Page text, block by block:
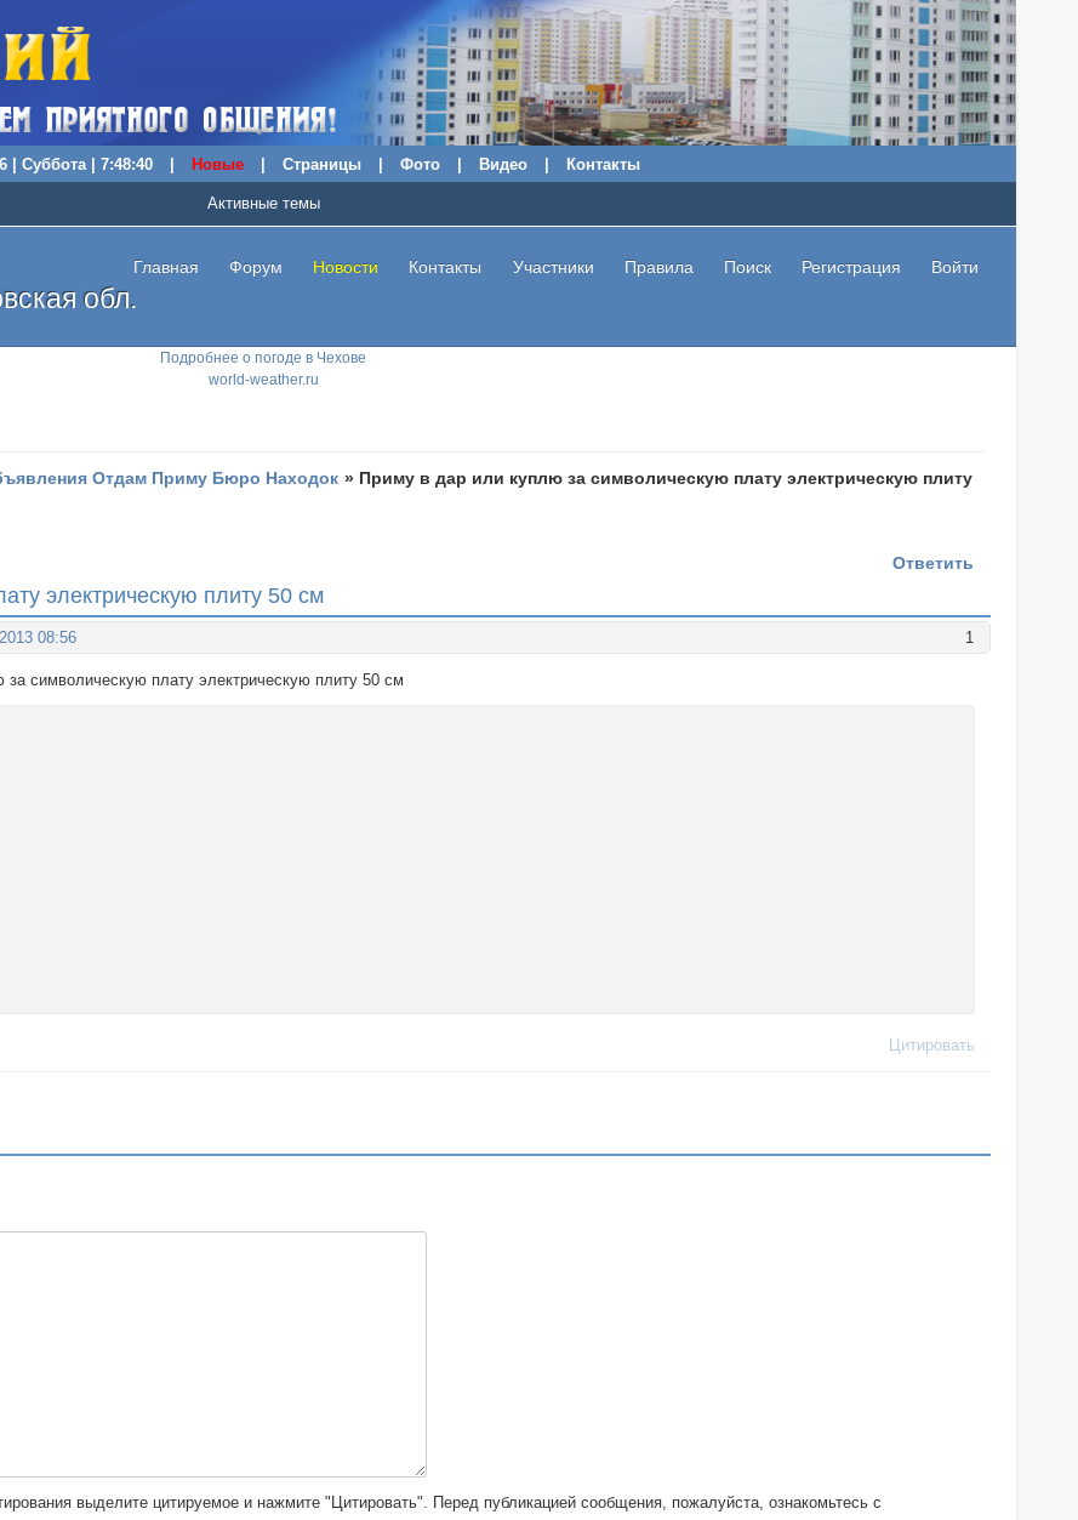
| Суббота | 7:48:41 Новые Страницы Фото Видео Контакты
Подробнее о погоде в Чехове
world-weather.ru
обл.
Главная Форум Новости Контакты Участники Правила Поиск Регистрация Войти
Активные темы
Отдам Приму Бюро Находок » Приму в дар или куплю за символическую плату электрическую плиту
электрическую плиту 50 см
Ответить
1
08:56
символическую плату электрическую плиту 50 см
Цитировать
выделите цитируемое и нажмите "Цитировать". Перед публикацией сообщения, пожалуйста, ознакомьтесь с